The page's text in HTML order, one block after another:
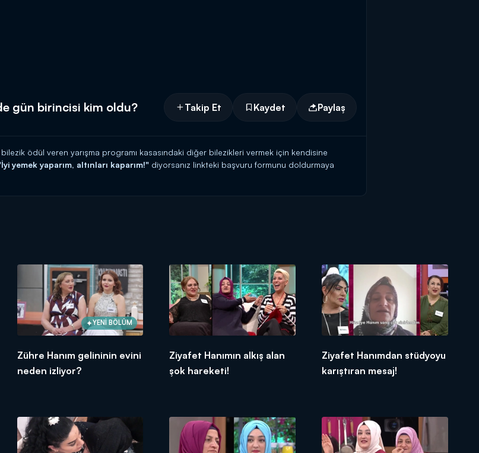
gün birincisi kim oldu? Takip Et Kaydet Paylaş
ödül veren yarışma programı kasasındaki diğer bilezikleri vermek için kendisine
yemek yaparım, altınları kaparım!" diyorsanız linkteki başvuru formunu doldurmaya
YENİ BÖLÜM
Zühre Hanım gelininin evini
neden izliyor?
Ziyafet Hanımın alkış alan
şok hareketi!
Ziyafet Hanımdan stüdyoyu
karıştıran mesaj!